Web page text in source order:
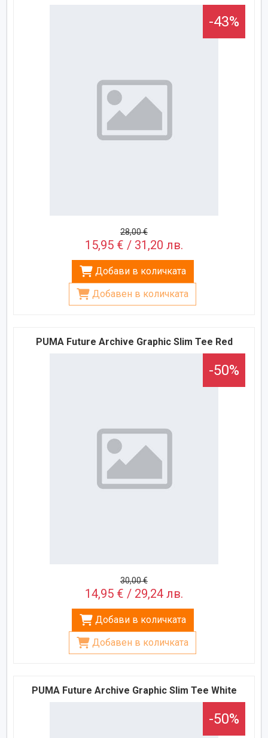
-43%
28,00 €
15,95 € / 31,20 лв.
Добави в количката
Добавен в количката
PUMA Future Archive Graphic Slim Tee Red
-50%
30,00 €
14,95 € / 29,24 лв.
Добави в количката
Добавен в количката
PUMA Future Archive Graphic Slim Tee White
-50%